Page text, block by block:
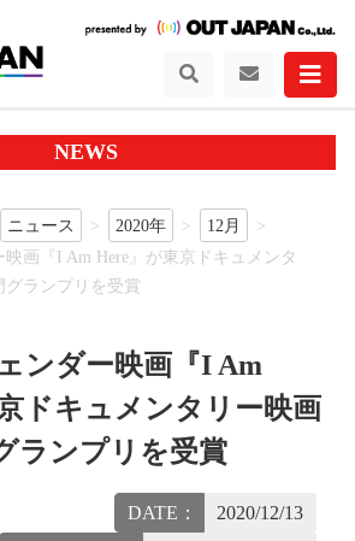
NEWS
ニュース 2020年
12月
映画『I Am Here』が東京ドキュメンタ
グランプリを受賞
ンダー映画『I Am
ドキュメンタリー映画
ランプリを受賞
DATE：
2020/12/13